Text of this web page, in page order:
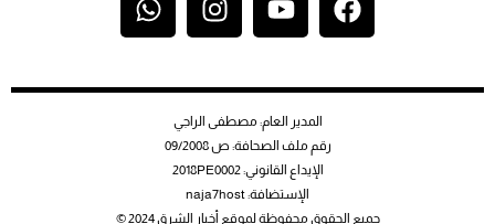
المدير العام: مصطفى الراجي
رقم ملف الصحافة: ص 09/2008
الإيداع القانوني: 2018PE0002
الإستضافة: naja7host
جميع الحقوق محفوظة لموقع أخبار الشرق 2024 ©